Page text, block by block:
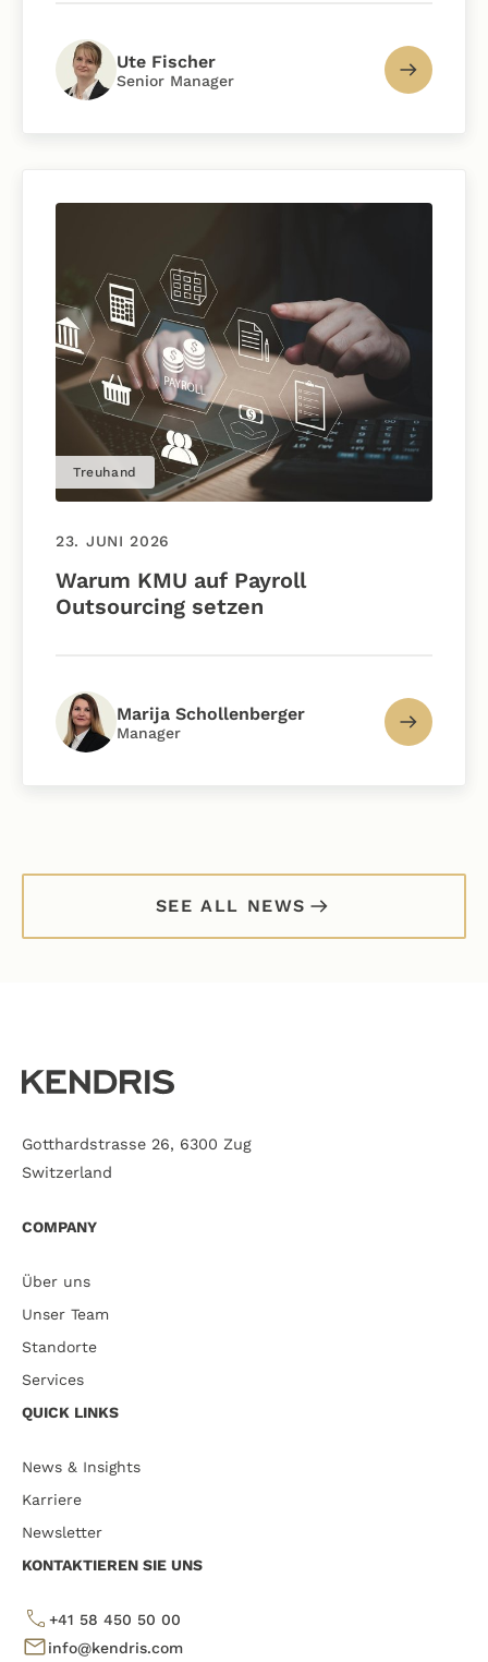
Ute Fischer
Senior Manager
Treuhand
23. JUNI 2026
Warum KMU auf Payroll
Outsourcing setzen
Marija Schollenberger
Manager
SEE ALL NEWS
Gotthardstrasse 26, 6300 Zug
Switzerland
COMPANY
Über uns
Unser Team
Standorte
Services
QUICK LINKS
News & Insights
Karriere
Newsletter
KONTAKTIEREN SIE UNS
+41 58 450 50 00
info@kendris.com